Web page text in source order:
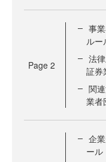
Page 2
事
ルー
法
証券
関
業者
企
ール